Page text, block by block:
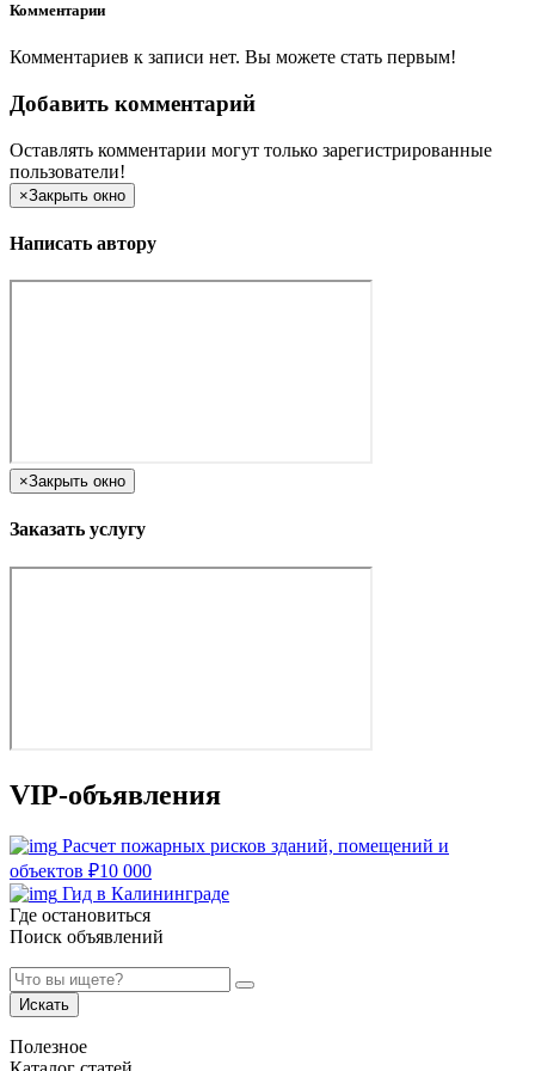
Комментарии
Комментариев к записи нет. Вы можете стать первым!
Добавить комментарий
Оставлять комментарии могут только зарегистрированные
пользователи!
×Закрыть окно
Написать автору
×Закрыть окно
Заказать услугу
VIP-объявления
Расчет пожарных рисков зданий, помещений и
объектов ₽10 000
Гид в Калининграде
Где остановиться
Поиск объявлений
Искать
Полезное